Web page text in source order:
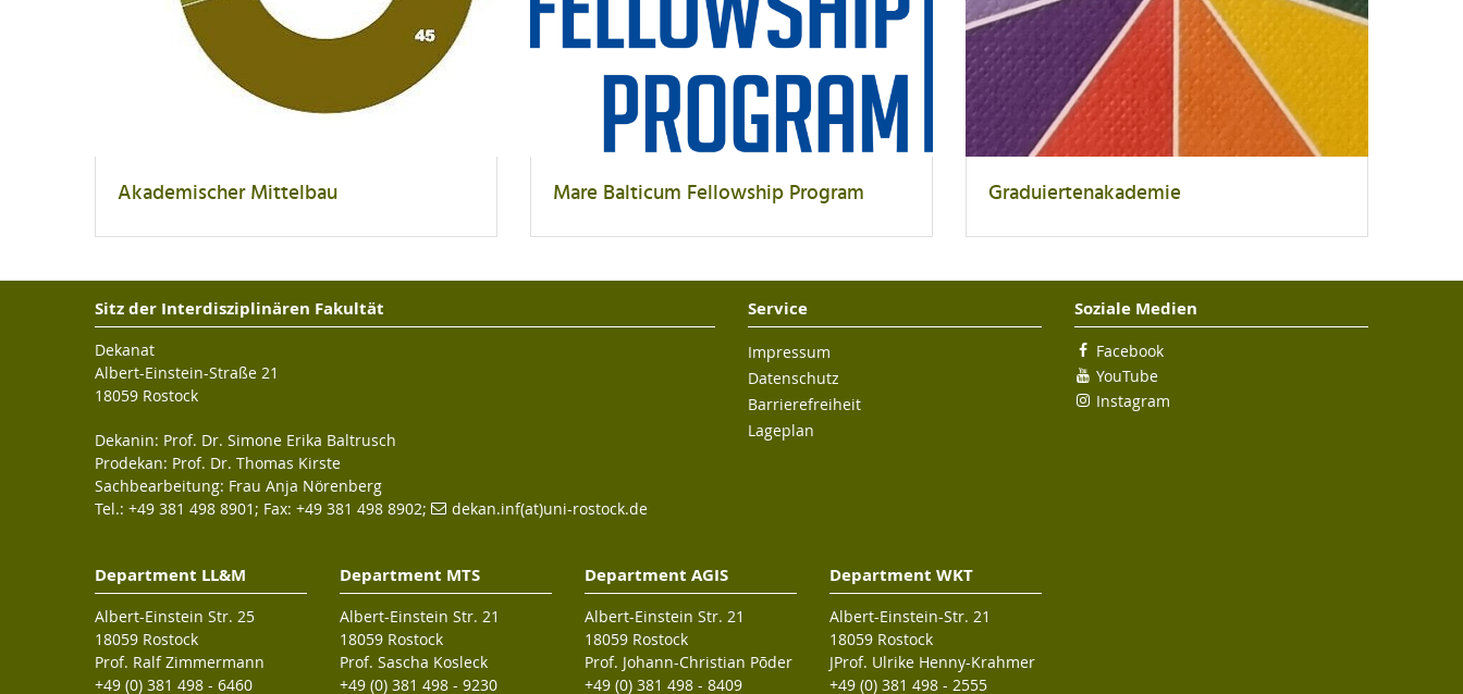
Akademischer Mittelbau Mare Balticum Fellowship Program Graduiertenakademie
Sitz der Interdisziplinären Fakultät
Dekanat
Albert-Einstein-Straße 21
18059 Rostock
Dekanin: Prof. Dr. Simone Erika Baltrusch
Prodekan: Prof. Dr. Thomas Kirste
Sachbearbeitung: Frau Anja Nörenberg
Tel.: +49 381 498 8901; Fax: +49 381 498 8902;
dekan.inf(at)uni-rostock.de
Service
Impressum
Datenschutz
Barrierefreiheit
Lageplan
Department LL&M
Albert-Einstein Str. 25
18059 Rostock
Prof. Ralf Zimmermann
+49 (0) 381 498 - 6460
Department MTS
Albert-Einstein Str. 21
18059 Rostock
Prof. Sascha Kosleck
+49 (0) 381 498 - 9230
Department AGIS
Albert-Einstein Str. 21
18059 Rostock
Prof. Johann-Christian Põder
+49 (0) 381 498 - 8409
Department WKT
Albert-Einstein-Str. 21
18059 Rostock
JProf. Ulrike Henny-Krahmer
+49 (0) 381 498 - 2555
Soziale Medien
Facebook
YouTube
Instagram